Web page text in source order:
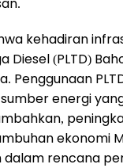
kehadiran
Diesel (PLTD)
Penggunaan
energi
ekonomi
rencana